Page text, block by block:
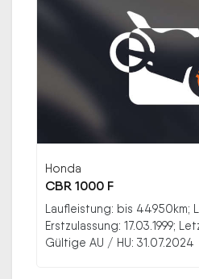
Honda
CBR 1000 F
Laufleistung: bis 44950km;
Erstzulassung: 17.03.1999;
Gültige AU / HU: 31.07.2024